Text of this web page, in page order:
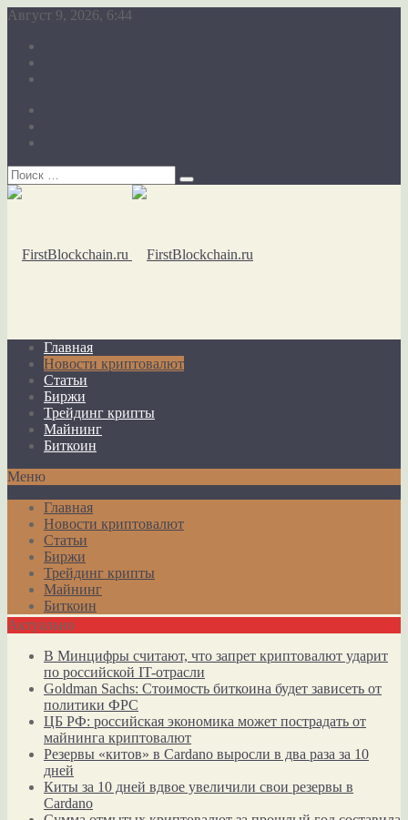
Август 9, 2026, 6:44
Главная
Новости криптовалют
Статьи
Биржи
Трейдинг крипты
Майнинг
Биткоин
Меню
Главная
Новости криптовалют
Статьи
Биржи
Трейдинг крипты
Майнинг
Биткоин
Актуально
В Минцифры считают, что запрет криптовалют ударит
по российской IT-отрасли
Goldman Sachs: Стоимость биткоина будет зависеть от
политики ФРС
ЦБ РФ: российская экономика может пострадать от
майнинга криптовалют
Резервы «китов» в Cardano выросли в два раза за 10
дней
Киты за 10 дней вдвое увеличили свои резервы в
Cardano